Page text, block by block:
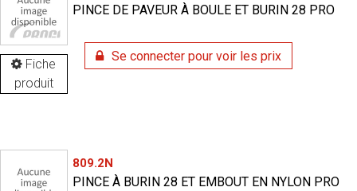
Fiche
produit
PINCE DE PAVEUR À BOULE ET BURIN 28 PRO
Se connecter pour voir les prix
809.2N
PINCE À BURIN 28 ET EMBOUT EN NYLON PRO